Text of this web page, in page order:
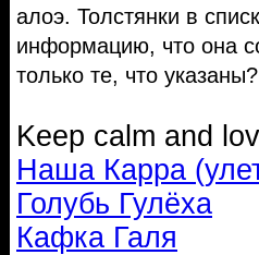
алоэ. Толстянки в
информацию, что она
только те, что указаны?
Keep calm and
Наша Карра
Голубь Гулёха
Кафка Галя